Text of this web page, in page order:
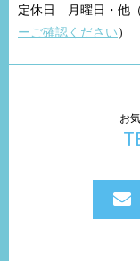
定休日 月曜日・他（
ーご確認ください）
お